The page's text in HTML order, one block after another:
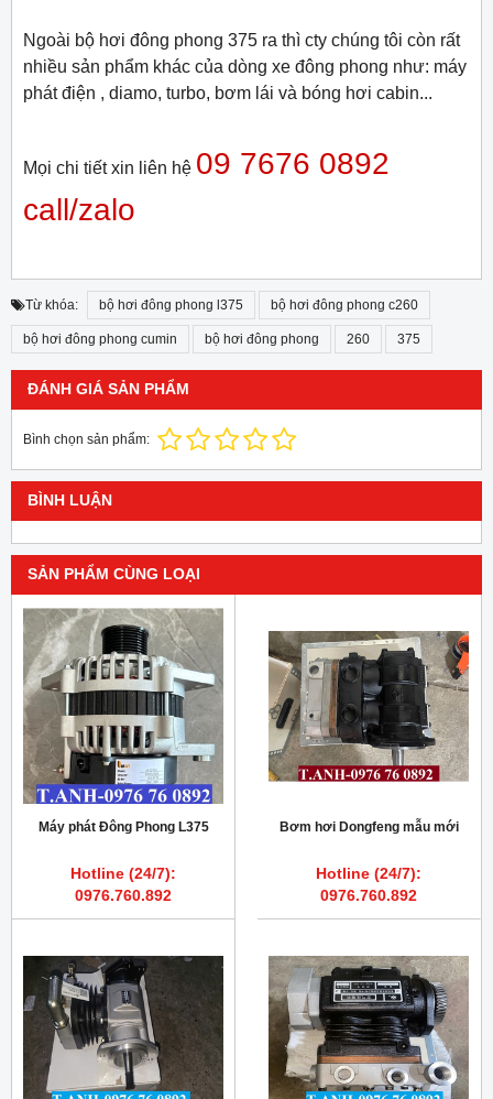
Ngoài bộ hơi đông phong 375 ra thì cty chúng tôi còn rất
nhiều sản phẩm khác của dòng xe đông phong như: máy
phát điện , diamo, turbo, bơm lái và bóng hơi cabin...
Mọi chi tiết xin liên hệ 09 7676 0892
call/zalo
Từ khóa: bộ hơi đông phong l375 bộ hơi đông phong c260
bộ hơi đông phong cumin bộ hơi đông phong 260 375
ĐÁNH GIÁ SẢN PHẨM
Bình chọn sản phẩm:
BÌNH LUẬN
SẢN PHẨM CÙNG LOẠI
Máy phát Đông Phong L375
Hotline (24/7):
0976.760.892
Bơm hơi Dongfeng mẫu mới
Hotline (24/7):
0976.760.892